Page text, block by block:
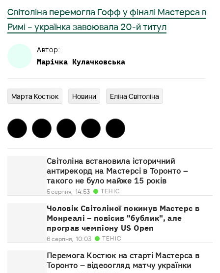
Світоліна перемогла Гофф у фіналі Мастерса в
Римі – українка завоювала 20-й титул
Автор:
Марічка Кулачковська
Марта Костюк Новини Еліна Світоліна
Світоліна встановила історичний
антирекорд на Мастерсі в Торонто –
такого не було майже 15 років
5 серпня, 14:53 ТЕНІС
Чоловік Світоліної покинув Мастерс в
Монреалі – повісив "бублик", але
програв чемпіону US Open
6 серпня, 10:03 ТЕНІС
Перемога Костюк на старті Мастерса в
Торонто – відеоогляд матчу українки